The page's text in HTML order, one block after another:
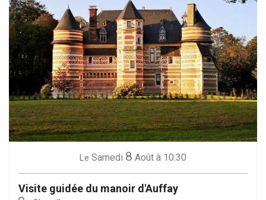
Le Samedi 8 Août à 10:30
Visite guidée du manoir d'Auffay